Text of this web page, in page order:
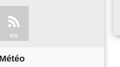
RSS
Météo